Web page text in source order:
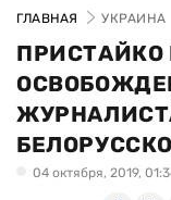
ГЛАВНАЯ УКРАИНА
ПРИСТАЙКО
04 октября, 2019,